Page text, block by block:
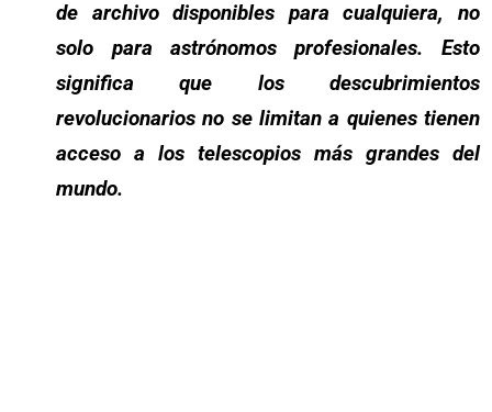
de archivo disponibles para cualquiera, no
solo para astrónomos profesionales. Esto
significa que los descubrimientos
revolucionarios no se limitan a quienes tienen
acceso a los telescopios más grandes del
mundo.